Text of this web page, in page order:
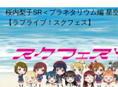
桜内梨子SR＜プラネタリウム編 星
【ラブライブ！スクフェス】